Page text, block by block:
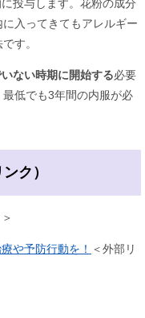
投与します。花粉の成分
入ってきてもアレルギー
す。
ない時期に開始する必要
低でも3年間の内服が必
ク）
や予防行動を！ ＜外部リ